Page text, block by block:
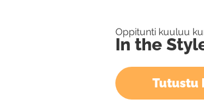
Oppitunti kuuluu
In the
Tutustu